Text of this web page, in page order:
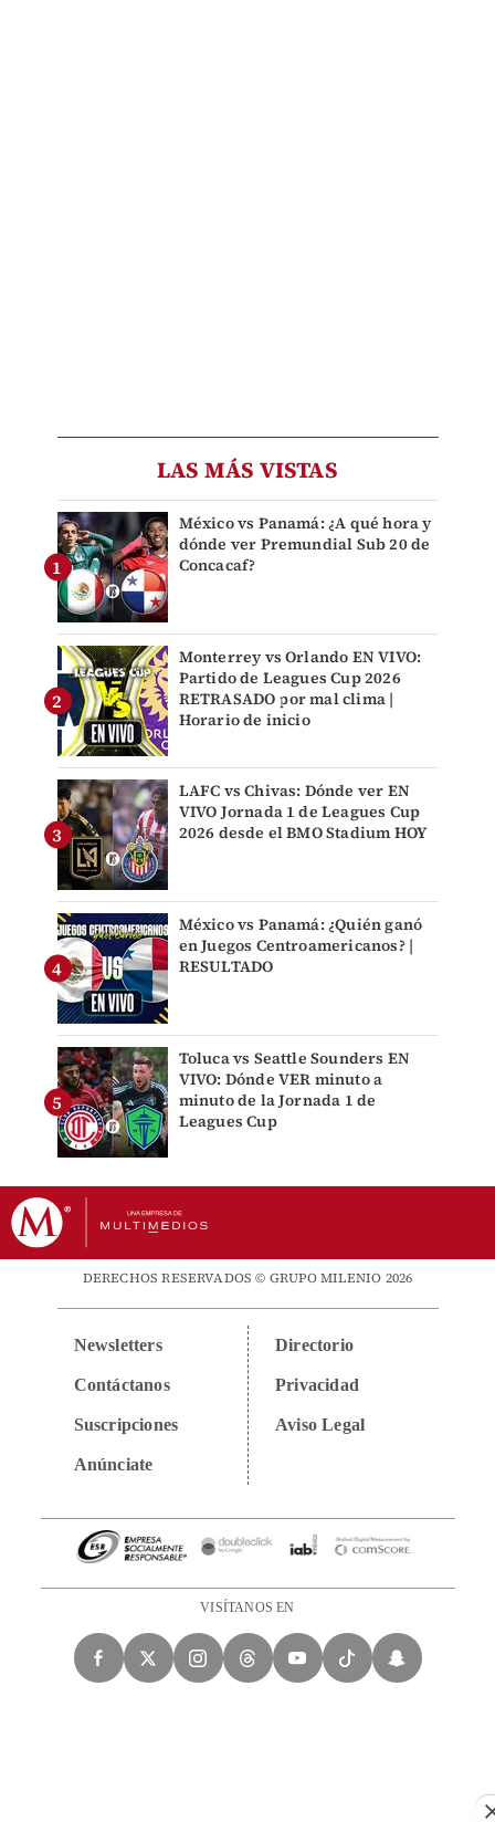
LAS MÁS VISTAS
México vs Panamá: ¿A qué hora y
dónde ver Premundial Sub 20 de
Concacaf?
Monterrey vs Orlando EN VIVO:
Partido de Leagues Cup 2026
RETRASADO por mal clima |
Horario de inicio
LAFC vs Chivas: Dónde ver EN
VIVO Jornada 1 de Leagues Cup
2026 desde el BMO Stadium HOY
México vs Panamá: ¿Quién ganó
en Juegos Centroamericanos? |
RESULTADO
Toluca vs Seattle Sounders EN
VIVO: Dónde VER minuto a
minuto de la Jornada 1 de
Leagues Cup
DERECHOS RESERVADOS © GRUPO MILENIO 2026
Newsletters
Contáctanos
Suscripciones
Anúnciate
Directorio
Privacidad
Aviso Legal
VISÍTANOS EN